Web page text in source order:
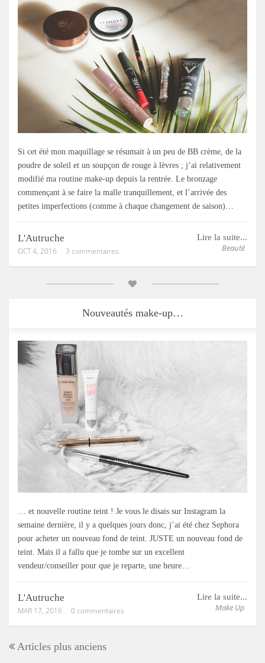
Si cet été mon maquillage se résumait à un peu de BB crème, de la
poudre de soleil et un soupçon de rouge à lèvres ; j’ai relativement
modifié ma routine make-up depuis la rentrée. Le bronzage
commençant à se faire la malle tranquillement, et l’arrivée des
petites imperfections (comme à chaque changement de saison)…
Lire la suite...
Beauté
L'Autruche
OCT 4, 2016 3 commentaires
Nouveautés make-up…
… et nouvelle routine teint ! Je vous le disais sur Instagram la
semaine dernière, il y a quelques jours donc, j’ai été chez Sephora
pour acheter un nouveau fond de teint. JUSTE un nouveau fond de
teint. Mais il a fallu que je tombe sur un excellent
vendeur/conseiller pour que je reparte, une heure…
Lire la suite...
Make Up
L'Autruche
MAR 17, 2016 0 commentaires
Articles plus anciens